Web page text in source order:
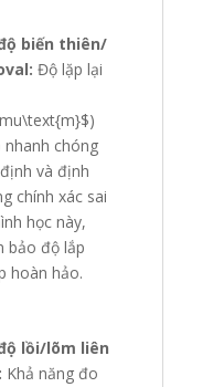
biến thiên/
Độ lặp lại
)
nhanh chóng
và định
chính xác sai
học này,
bảo độ lắp
hoàn hảo.
lồi/lõm liên
Khả năng đo